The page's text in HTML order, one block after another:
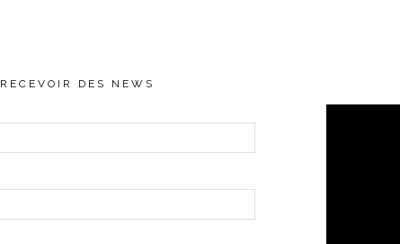
RECEVOIR DES NEWS